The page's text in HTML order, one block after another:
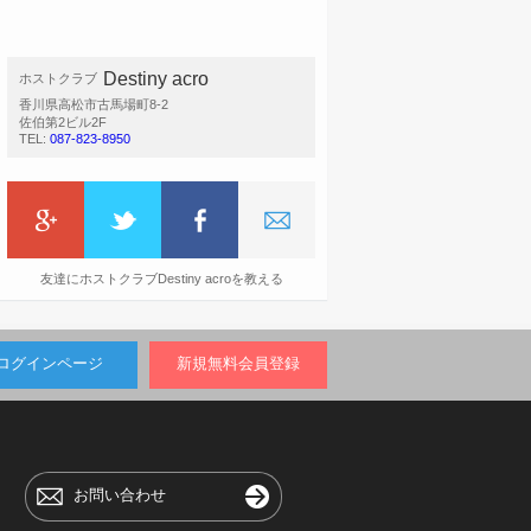
ホストクラブ Destiny acro
香川県高松市古馬場町8-2
佐伯第2ビル2F
TEL: 087-823-8950
友達にホストクラブDestiny acroを教える
グインページ 新規無料会員登録
お問い合わせ